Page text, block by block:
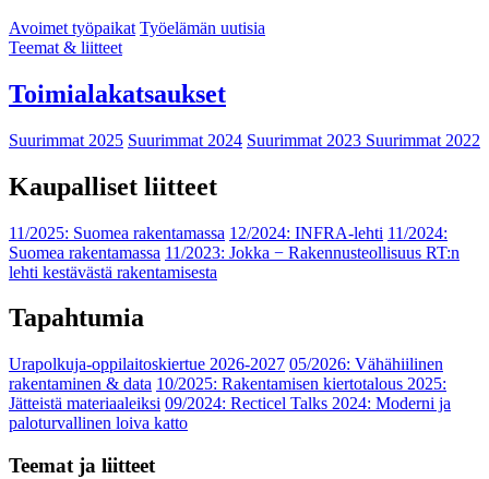
Avoimet työpaikat Työelämän uutisia
Teemat & liitteet
Toimialakatsaukset
Suurimmat 2025 Suurimmat 2024 Suurimmat 2023 Suurimmat 2022
Kaupalliset liitteet
11/2025: Suomea rakentamassa 12/2024: INFRA-lehti 11/2024:
Suomea rakentamassa 11/2023: Jokka − Rakennusteollisuus RT:n
lehti kestävästä rakentamisesta
Tapahtumia
Urapolkuja-oppilaitoskiertue 2026-2027 05/2026: Vähähiilinen
rakentaminen & data 10/2025: Rakentamisen kiertotalous 2025:
Jätteistä materiaaleiksi 09/2024: Recticel Talks 2024: Moderni ja
paloturvallinen loiva katto
Teemat ja liitteet